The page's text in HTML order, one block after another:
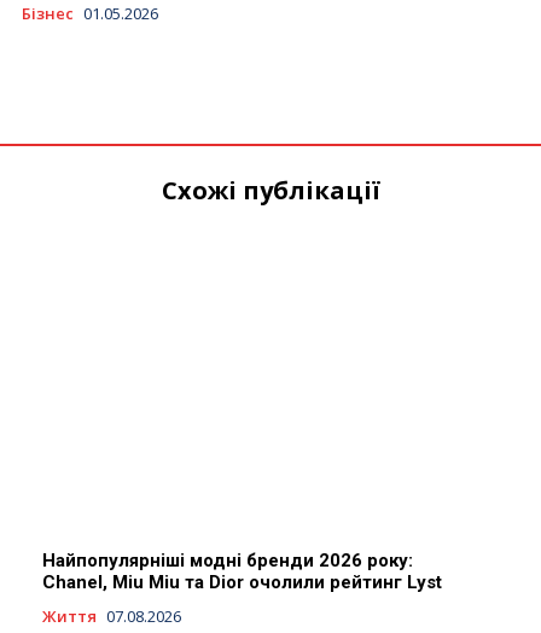
Бізнес 01.05.2026
Схожі публікації
Найпопулярніші модні бренди 2026 року:
Chanel, Miu Miu та Dior очолили рейтинг Lyst
Життя 07.08.2026